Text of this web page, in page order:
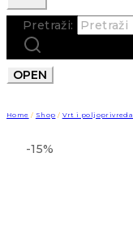
Pretraži:
OPEN
Home / Shop / Vrt i poljoprivreda
-15%